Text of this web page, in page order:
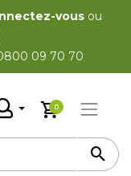
vousou
09 70 70
0